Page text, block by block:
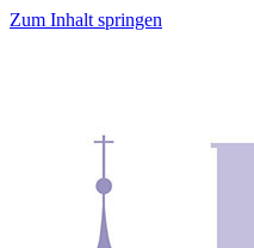
Zum Inhalt springen